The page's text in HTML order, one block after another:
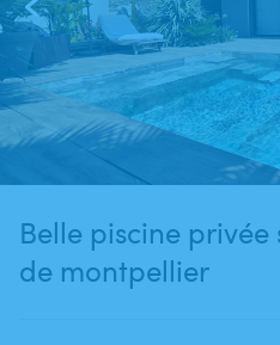
Belle piscine privée
de montpellier